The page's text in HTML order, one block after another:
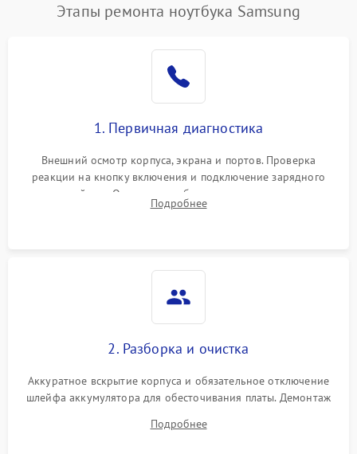
Этапы ремонта ноутбука Samsung
1. Первичная диагностика
Внешний осмотр корпуса, экрана и портов. Проверка
реакции на кнопку включения и подключение зарядного
устройства. Оценка потребления тока с помощью
лабораторного блока питания для локализации проблемы.
Подробнее
2. Разборка и очистка
Аккуратное вскрытие корпуса и обязательное отключение
шлейфа аккумулятора для обесточивания платы. Демонтаж
высохшей термопасты с кристаллов чипов.
Подробнее